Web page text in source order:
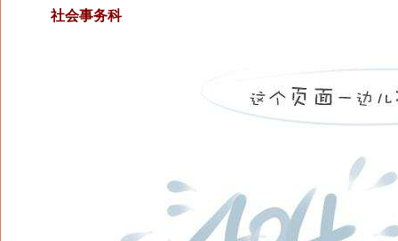
社会事务科